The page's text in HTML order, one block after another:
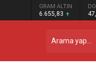
GRAM ALTIN
6.655,83